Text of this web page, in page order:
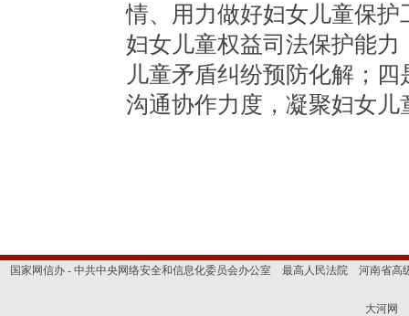
情、用力做好妇女儿童保
妇女儿童权益司法保护能
儿童矛盾纠纷预防化解；
沟通协作力度，凝聚妇女儿
国家网信办 - 中共中央网络安全和信息化委员会办公室 最高人民法院 河南省高
大河网